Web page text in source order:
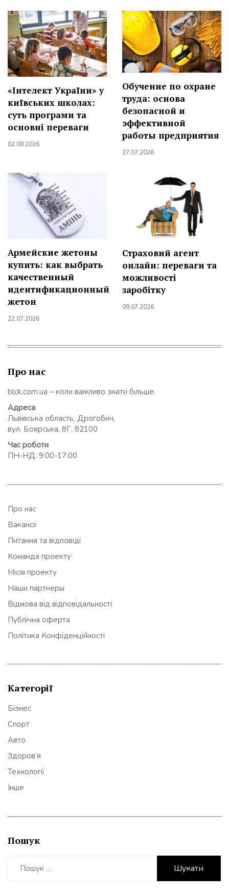
«Інтелект України» у
київських школах:
суть програми та
основні переваги
02.08.2026
Обучение по охране
труда: основа
безопасной и
эффективной
работы предприятия
27.07.2026
Армейские жетоны
купить: как выбрать
качественный
идентификационный
жетон
22.07.2026
Страховий агент
онлайн: переваги та
можливості
заробітку
09.07.2026
Про нас
blck.com.ua – коли важливо знати більше.
Адреса
Львівська область, Дрогобич,
вул. Боярська, 8Г, 82100
Час роботи
ПН-НД: 9:00-17:00
Про нас
Вакансії
Питання та відповіді
Команда проекту
Місія проекту
Наши партнеры
Відмова від відповідальності
Публічна оферта
Політика Конфіденційності
Категорії
Бізнес
Спорт
Авто
Здоров’я
Технології
Інше
Пошук